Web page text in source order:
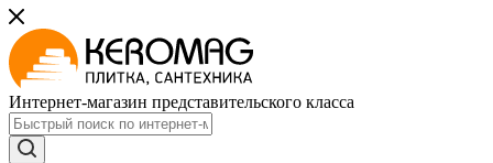
Интернет-магазин представительского класса